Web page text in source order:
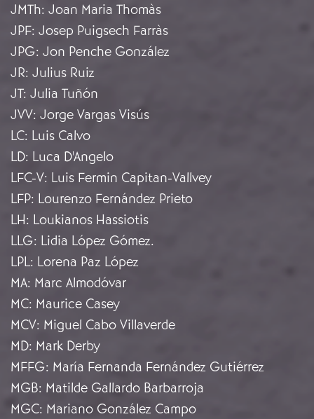
JMTh: Joan Maria Thomàs
JPF: Josep Puigsech Farràs
JPG: Jon Penche González
JR: Julius Ruiz
JT: Julia Tuñón
JVV: Jorge Vargas Visús
LC: Luis Calvo
LD: Luca D'Angelo
LFC-V: Luis Fermin Capitan-Vallvey
LFP: Lourenzo Fernández Prieto
LH: Loukianos Hassiotis
LLG: Lidia López Gómez.
LPL: Lorena Paz López
MA: Marc Almodóvar
MC: Maurice Casey
MCV: Miguel Cabo Villaverde
MD: Mark Derby
MFFG: María Fernanda Fernández Gutiérrez
MGB: Matilde Gallardo Barbarroja
MGC: Mariano González Campo